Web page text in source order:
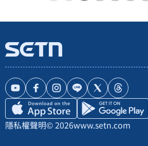
隱私權聲明© 2026www.setn.com